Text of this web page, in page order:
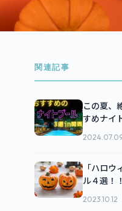
関連記事
この夏、
すめナイ
「ハロ
ル４選！
2023.10.12